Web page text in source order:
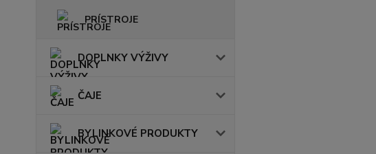
PRÍSTROJE
DOPLNKY VÝŽIVY
ČAJE
BYLINKOVÉ PRODUKTY